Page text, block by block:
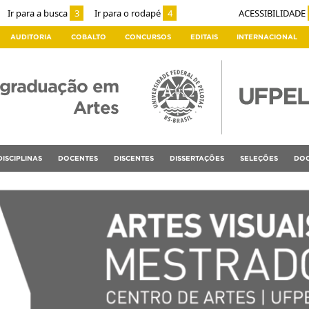
Ir para a busca 3 Ir para o rodapé 4 ACESSIBILIDADE
AUDITORIA COBALTO CONCURSOS EDITAIS INTERNACIONAL
em
Artes
DOCENTES DISCENTES DISSERTAÇÕES SELEÇÕES